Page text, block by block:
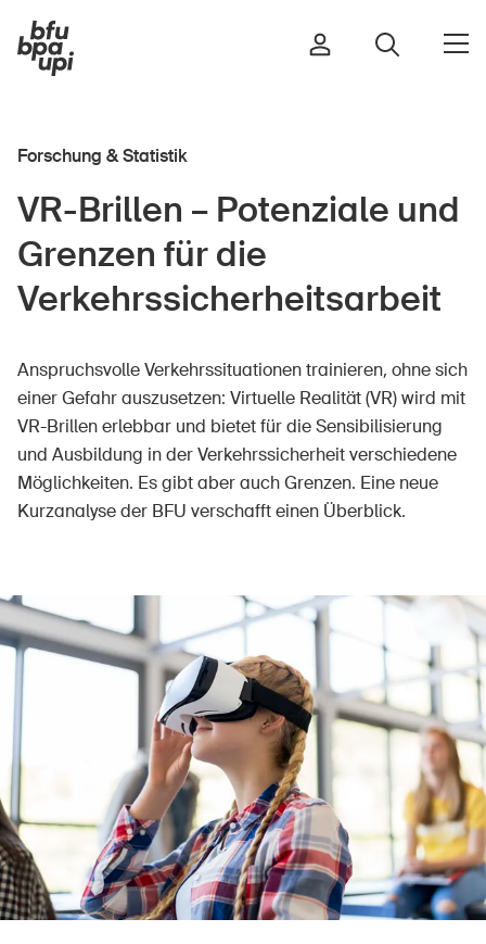
Sport & Bewegung
Zuhause & Garten
Gebäude & Anlagen
In der Kindheit
In der Schule
Im Unternehmen
Medien
Politik
Sinus Plus
Offene Stellen
Bestellen & herunterladen
Forschung & Statistik
VR-Brillen – Potenziale und
Grenzen für die
Verkehrssicherheitsarbeit
Anspruchsvolle Verkehrssituationen trainieren, ohne sich
einer Gefahr auszusetzen: Virtuelle Realität (VR) wird mit
VR-Brillen erlebbar und bietet für die Sensibilisierung
und Ausbildung in der Verkehrssicherheit verschiedene
Möglichkeiten. Es gibt aber auch Grenzen. Eine neue
Kurzanalyse der BFU verschafft einen Überblick.